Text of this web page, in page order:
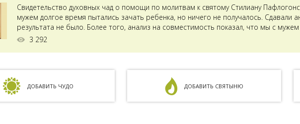
Свидетельство духовных чад о помощи по молитвам к святому Стилиану
мужем долгое время пытались зачать ребенка, но ничего не получалось. Сдавали
результата не было. Более того, анализ на совместимость показал, что мы с
ставили...
3 292
ДОБАВИТЬ ЧУДО ДОБАВИТЬ СВЯТЫНЮ